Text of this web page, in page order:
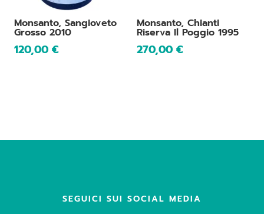
Monsanto, Sangioveto
Grosso 2010
120,00 €
Monsanto, Chianti
Riserva Il Poggio 1995
270,00 €
SEGUICI SUI SOCIAL MEDIA